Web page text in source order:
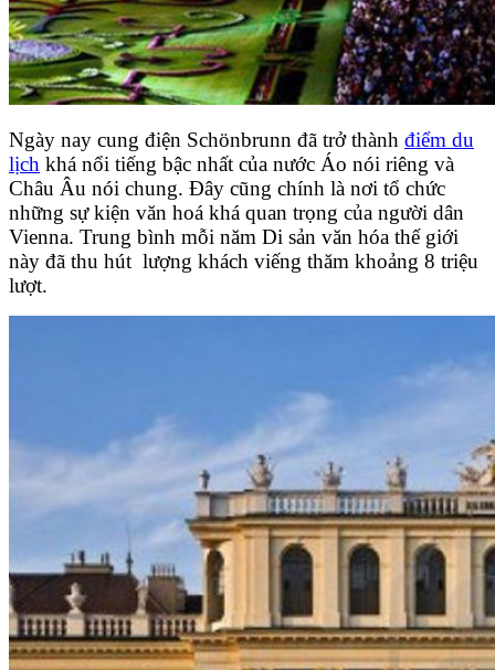
Ngày nay cung điện Schönbrunn đã trở thành điểm du
lịch khá nổi tiếng bậc nhất của nước Áo nói riêng và
Châu Âu nói chung. Đây cũng chính là nơi tổ chức
những sự kiện văn hoá khá quan trọng của người dân
Vienna. Trung bình mỗi năm Di sản văn hóa thế giới
này đã thu hút lượng khách viếng thăm khoảng 8 triệu
lượt.